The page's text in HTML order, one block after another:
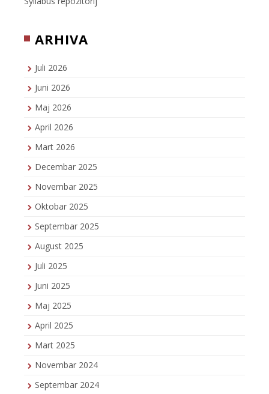
ARHIVA
Juli 2026
Juni 2026
Maj 2026
April 2026
Mart 2026
Decembar 2025
Novembar 2025
Oktobar 2025
Septembar 2025
August 2025
Juli 2025
Juni 2025
Maj 2025
April 2025
Mart 2025
Novembar 2024
Septembar 2024